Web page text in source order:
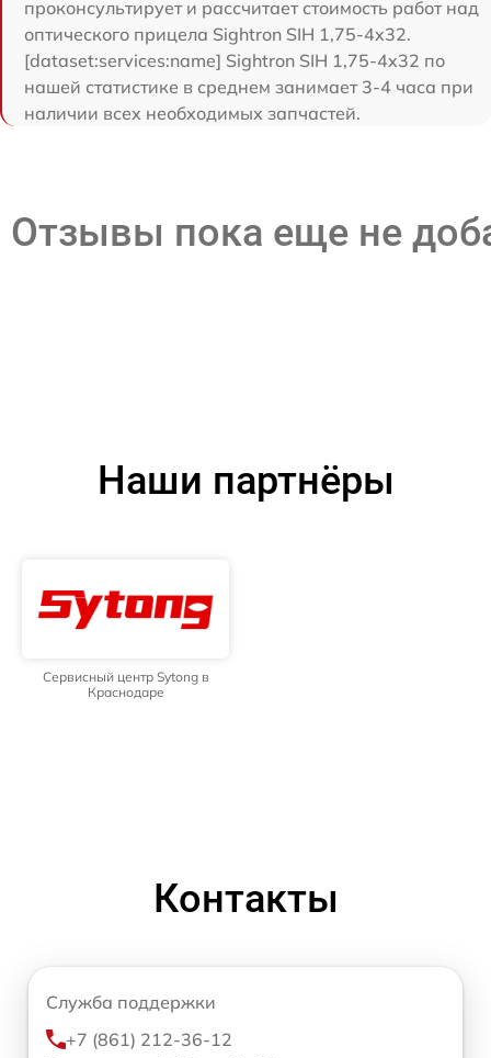
проконсультирует и рассчитает стоимость работ над
оптического прицела Sightron SIH 1,75-4x32.
[dataset:services:name] Sightron SIH 1,75-4x32 по
нашей статистике в среднем занимает 3-4 часа при
наличии всех необходимых запчастей.
Отзывы пока еще не
Наши партнёры
Сервисный центр Sytong в
Краснодаре
Контакты
Служба поддержки
+7 (861) 212-36-12